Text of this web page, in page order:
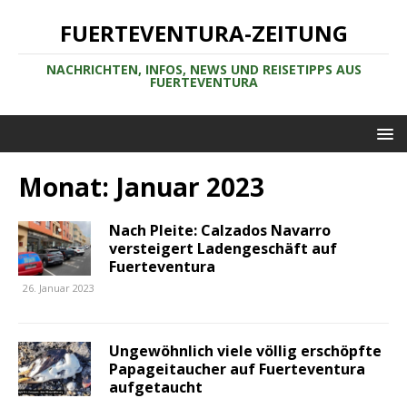
FUERTEVENTURA-ZEITUNG
NACHRICHTEN, INFOS, NEWS UND REISETIPPS AUS
FUERTEVENTURA
Monat: Januar 2023
Nach Pleite: Calzados Navarro
versteigert Ladengeschäft auf
Fuerteventura
26. Januar 2023
Ungewöhnlich viele völlig erschöpfte
Papageitaucher auf Fuerteventura
aufgetaucht